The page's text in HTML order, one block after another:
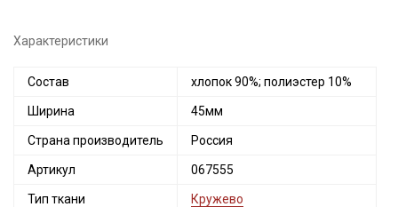
Характеристики
Состав хлопок 90%; полиэстер 10%
Ширина 45мм
Страна производитель Россия
Артикул 067555
Тип ткани Кружево